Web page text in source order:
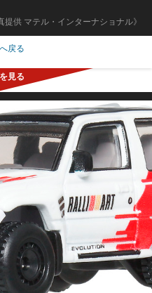
提供 マテル・インターナショナル》
戻る